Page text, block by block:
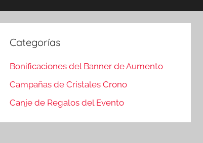
Categorías
Bonificaciones del Banner de Aumento
Campañas de Cristales Crono
Canje de Regalos del Evento